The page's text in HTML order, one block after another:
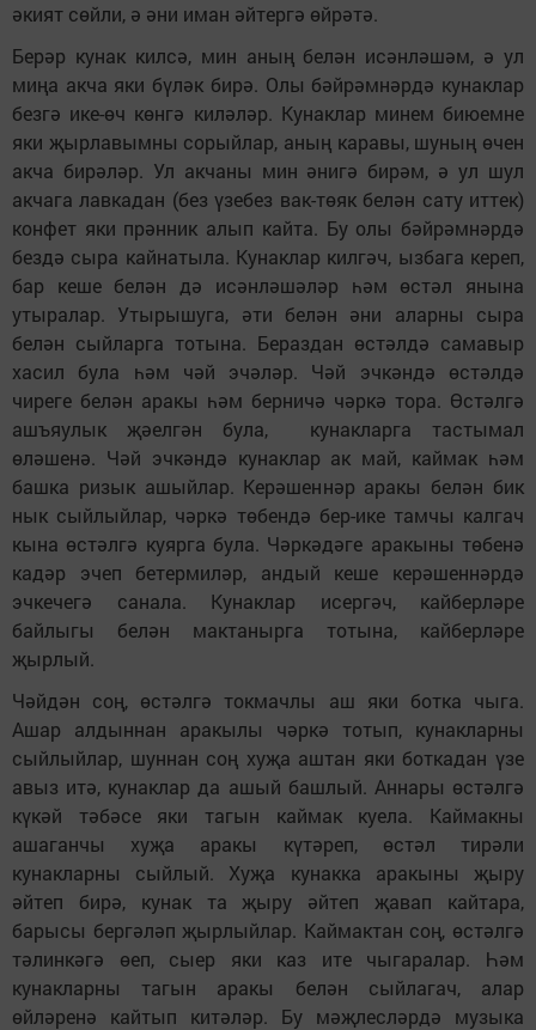
әкият сөйли, ә әни иман әйтергә өйрәтә.
Берәр кунак килсә, мин аның белән исәнләшәм, ә ул
миңа акча яки бүләк бирә. Олы бәйрәмнәрдә кунаклар
безгә ике-өч көнгә киләләр. Кунаклар минем биюемне
яки җырлавымны сорыйлар, аның каравы, шуның өчен
акча бирәләр. Ул акчаны мин әнигә бирәм, ә ул шул
акчага лавкадан (без үзебез вак-төяк белән сату иттек)
конфет яки прәнник алып кайта. Бу олы бәйрәмнәрдә
бездә сыра кайнатыла. Кунаклар килгәч, ызбага кереп,
бар кеше белән дә исәнләшәләр һәм өстәл янына
утыралар. Утырышуга, әти белән әни аларны сыра
белән сыйларга тотына. Бераздан өстәлдә самавыр
хасил була һәм чәй эчәләр. Чәй эчкәндә өстәлдә
чиреге белән аракы һәм берничә чәркә тора. Өстәлгә
ашъяулык җәелгән була, кунакларга тастымал
өләшенә. Чәй эчкәндә кунаклар ак май, каймак һәм
башка ризык ашыйлар. Керәшеннәр аракы белән бик
нык сыйлыйлар, чәркә төбендә бер-ике тамчы калгач
кына өстәлгә куярга була. Чәркәдәге аракыны төбенә
кадәр эчеп бетермиләр, андый кеше керәшеннәрдә
эчкечегә санала. Кунаклар исергәч, кайберләре
байлыгы белән мактанырга тотына, кайберләре
җырлый.
Чәйдән соң, өстәлгә токмачлы аш яки ботка чыга.
Ашар алдыннан аракылы чәркә тотып, кунакларны
сыйлыйлар, шуннан соң хуҗа аштан яки боткадан үзе
авыз итә, кунаклар да ашый башлый. Аннары өстәлгә
күкәй тәбәсе яки тагын каймак куела. Каймакны
ашаганчы хуҗа аракы күтәреп, өстәл тирәли
кунакларны сыйлый. Хуҗа кунакка аракыны җыру
әйтеп бирә, кунак та җыру әйтеп җавап кайтара,
барысы бергәләп җырлыйлар. Каймактан соң, өстәлгә
тәлинкәгә өеп, сыер яки каз ите чыгаралар. Һәм
кунакларны тагын аракы белән сыйлагач, алар
өйләренә кайтып китәләр. Бу мәҗлесләрдә музыка